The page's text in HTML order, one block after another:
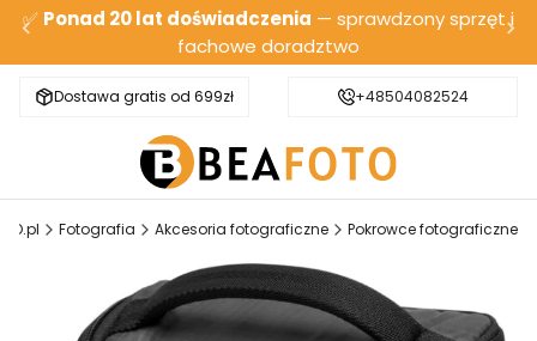
✅ Ponad 20 lat doświadczenia — sprawdzony sprzęt i
fachowe doradztwo
Dostawa gratis od 699zł Bezpieczna wysyłka
+48504082524
Fotografia Akcesoria fotograficzne Pokrowce fotograficzne